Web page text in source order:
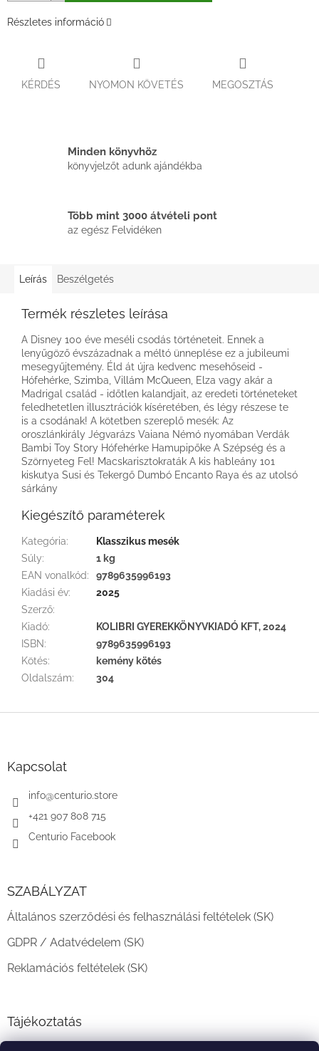
Részletes információ
KÉRDÉS NYOMON KÖVETÉS MEGOSZTÁS
Minden könyvhöz
könyvjelzőt adunk ajándékba
Több mint 3000 átvételi pont
az egész Felvidéken
Leírás Beszélgetés
Termék részletes leírása
A Disney 100 éve meséli csodás történeteit. Ennek a
lenyűgöző évszázadnak a méltó ünneplése ez a jubileumi
mesegyűjtemény. Éld át újra kedvenc mesehőseid -
Hófehérke, Szimba, Villám McQueen, Elza vagy akár a
Madrigal család - időtlen kalandjait, az eredeti történeteket
feledhetetlen illusztrációk kíséretében, és légy részese te
is a csodának! A kötetben szereplő mesék: Az
oroszlánkirály Jégvarázs Vaiana Némó nyomában Verdák
Bambi Toy Story Hófehérke Hamupipőke A Szépség és a
Szörnyeteg Fel! Macskarisztokraták A kis hableány 101
kiskutya Susi és Tekergő Dumbó Encanto Raya és az utolsó
sárkány
Kiegészítő paraméterek
Kategória:
Klasszikus mesék
Súly:
1 kg
EAN vonalkód:
9789635996193
Kiadási év:
2025
Szerző:
Kiadó:
KOLIBRI GYEREKKÖNYVKIADÓ KFT, 2024
ISBN:
9789635996193
Kötés:
kemény kötés
Oldalszám: 304
Kapcsolat
info@centurio.store
+421 907 808 715
Centurio Facebook
SZABÁLYZAT
Általános szerződési és felhasználási feltételek (SK)
GDPR / Adatvédelem (SK)
Reklamációs feltételek (SK)
Tájékoztatás